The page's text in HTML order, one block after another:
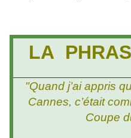
LA
"Quand j’ai appris
Cannes, c’était
Coupe